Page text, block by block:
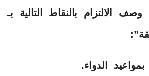
الالتزام بالنقاط التالية بـ
بمواعيد الدواء.